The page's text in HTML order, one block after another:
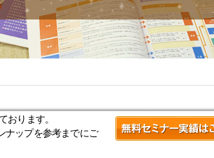
おります。
ナップを参考までにご